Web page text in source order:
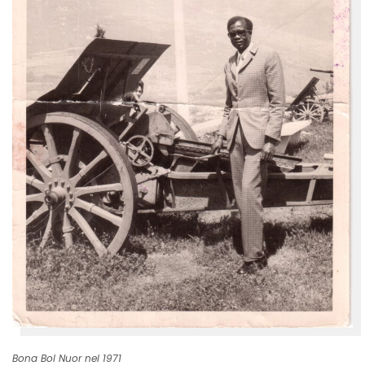
Bona Bol Nuor nel 1971